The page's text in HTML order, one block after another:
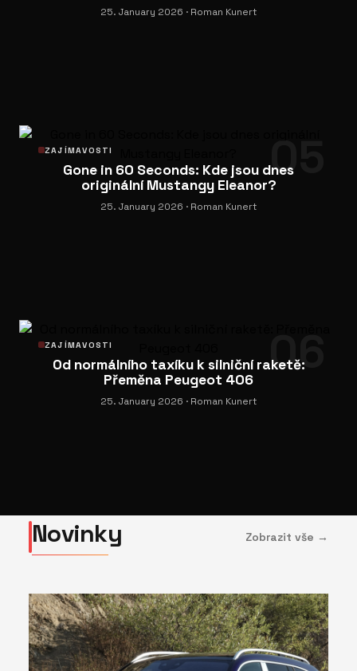
25. January 2026 · Roman Kunert
05
ZAJÍMAVOSTI
Gone in 60 Seconds: Kde jsou dnes
originální Mustangy Eleanor?
25. January 2026 · Roman Kunert
06
ZAJÍMAVOSTI
Od normálního taxíku k silniční raketě:
Přeměna Peugeot 406
25. January 2026 · Roman Kunert
Novinky Zobrazit vše →